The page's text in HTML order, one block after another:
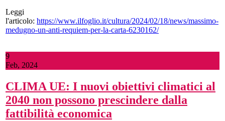
Leggi
l'articolo: https://www.ilfoglio.it/cultura/2024/02/18/news/massimo-
medugno-un-anti-requiem-per-la-carta-6230162/
9
Feb, 2024
CLIMA UE: I nuovi obiettivi climatici al
2040 non possono prescindere dalla
fattibilità economica